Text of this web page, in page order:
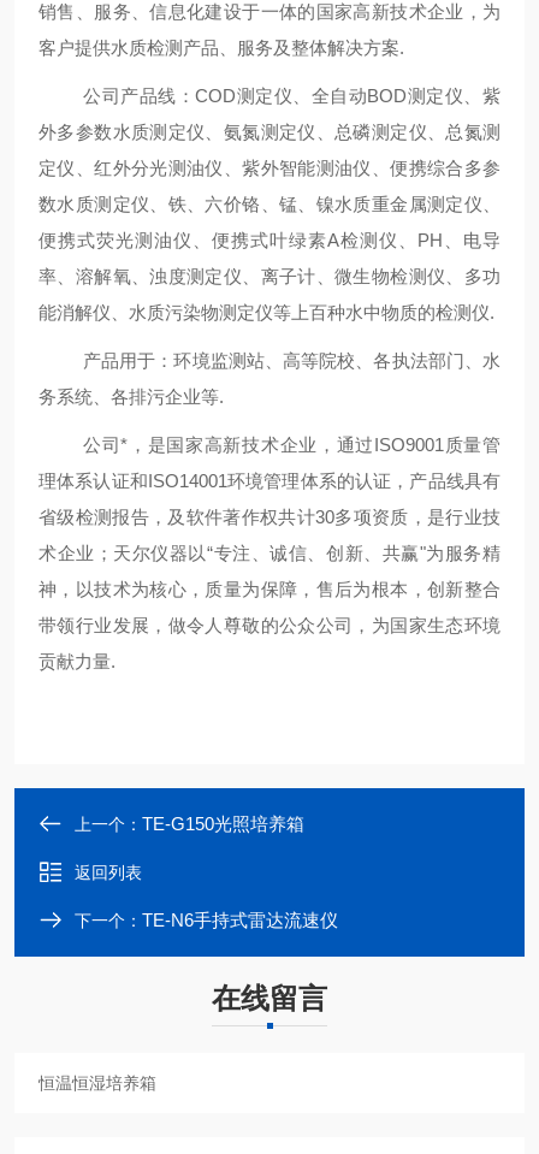
销售、服务、信息化建设于一体的国家高新技术企业，为
客户提供水质检测产品、服务及整体解决方案.
公司产品线：COD测定仪、全自动BOD测定仪、紫
外多参数水质测定仪、氨氮测定仪、总磷测定仪、总氮测
定仪、红外分光测油仪、紫外智能测油仪、便携综合多参
数水质测定仪、铁、六价铬、锰、镍水质重金属测定仪、
便携式荧光测油仪、便携式叶绿素A检测仪、 PH 、电导
率、溶解氧、浊度测定仪、离子计、微生物检测仪、多功
能消解仪、水质污染物测定仪等上百种水中物质的检测仪.
产品用于：环境监测站、高等院校 、各执法部门
水
务系统
各排污企业等.
公司*，是国家高新技术企业，通过ISO9001质量管
理体系认证和ISO14001环境管理体系的认证，产品线具有
省级检测报告，及软件著作权共计30多项资质 ，是行业技
术企业 ； 天尔仪器以“专注、诚信、创新、共赢"为服务精
神 ， 以技术为核心，质量为保障 ， 售后为根本 ， 创新整合
带领行业发展，做令人尊敬的公众公司，为国家生态环境
贡献力量.
上一个： TE-G150光照培养箱
返回列表
下一个： TE-N6手持式雷达流速仪
在线留言